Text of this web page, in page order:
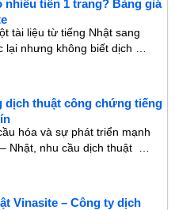
nhiêu tiền 1 trang? Bảng giá
tài liệu từ tiếng Nhật sang
lại nhưng không biết dịch …
dịch thuật công chứng tiếng
hóa và sự phát triển mạnh
Nhật, nhu cầu dịch thuật …
Vinasite – Công ty dịch